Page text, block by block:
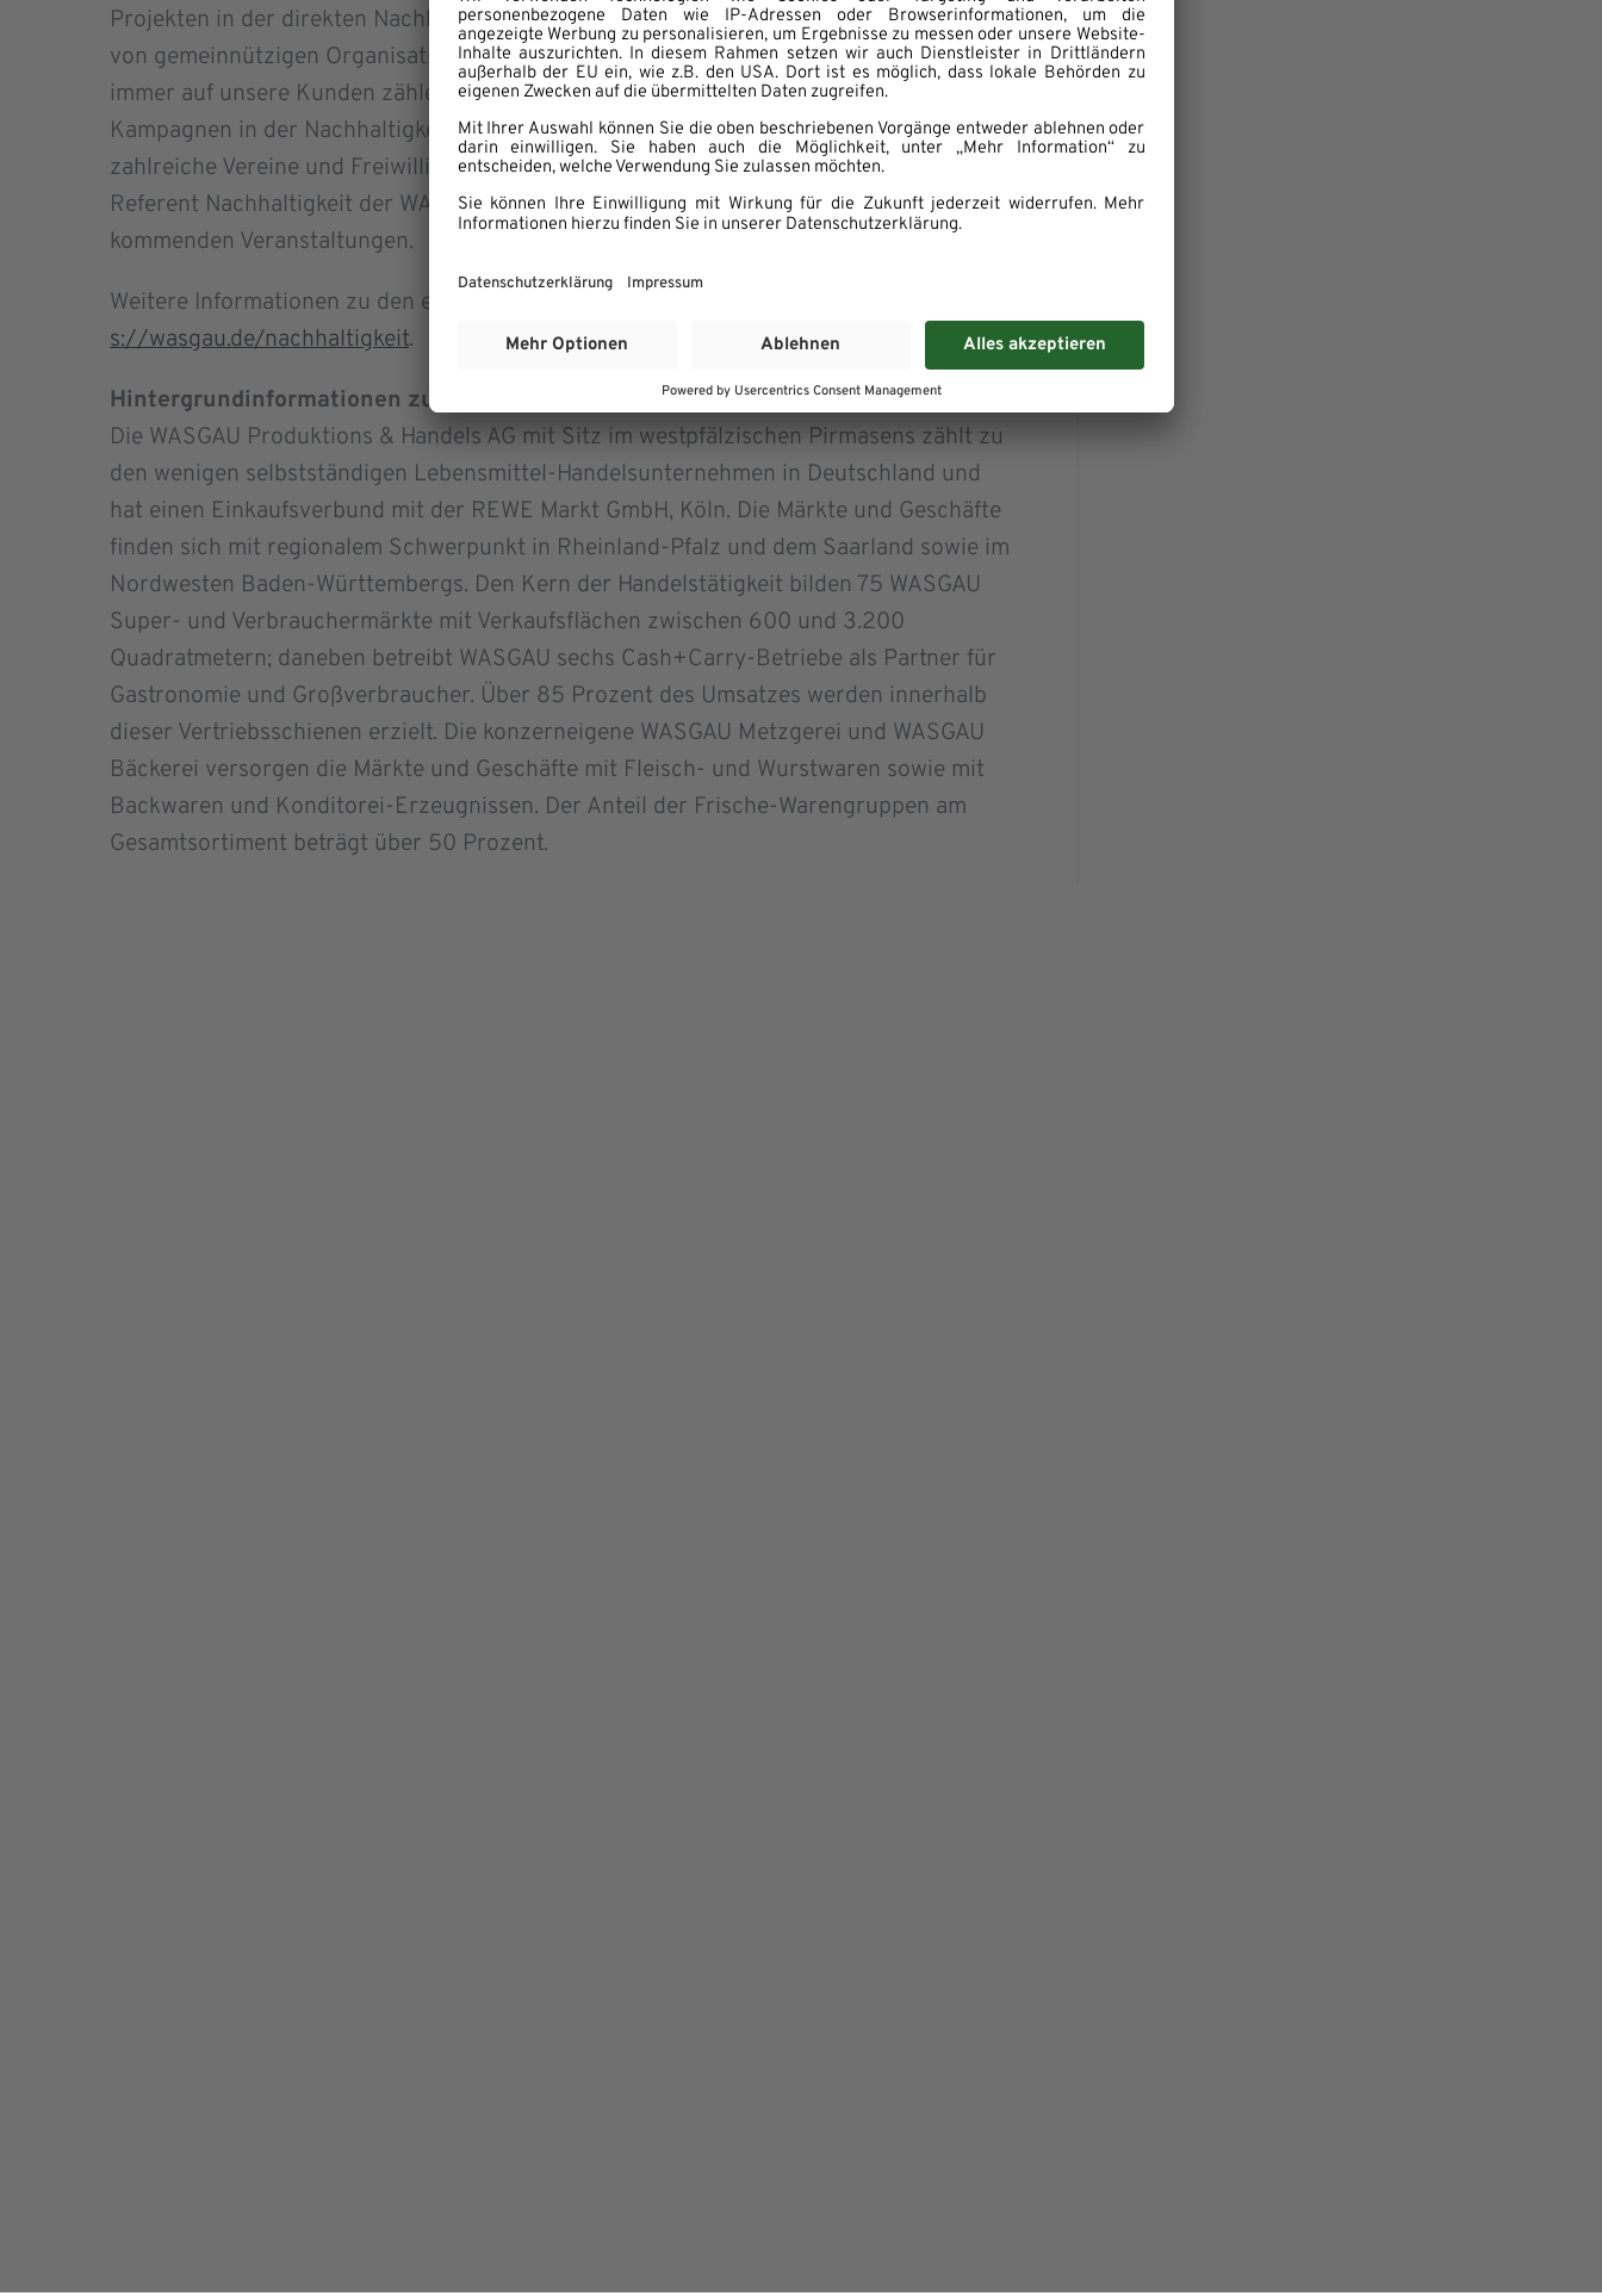
Projekten in der direkten Nachbarschaft super beteiligt. Als langjähriger Unterstützer
von gemeinnützigen Organisationen freuen wir uns sehr, dass wir bei solchen Aktionen
immer auf unsere Kunden zählen können. Auch 2019 gibt es daher wieder tolle
Kampagnen in der Nachhaltigkeitswoche, bei denen selbstverständlich erneut
zahlreiche Vereine und Freiwillige mit Feuereifer mit im Boot sind“, gibt Claas Männel,
Referent Nachhaltigkeit der WASGAU Produktions & Handels AG, einen Ausblick auf die
kommenden Veranstaltungen.
Weitere Informationen zu den einzelnen Aktionen finden sich ab 6. Juni 2019 unter
s://wasgau.de/nachhaltigkeit.
Hintergrundinformationen zur WASGAU Produktions & Handels AG
Die WASGAU Produktions & Handels AG mit Sitz im westpfälzischen Pirmasens zählt zu
den wenigen selbstständigen Lebensmittel-Handelsunternehmen in Deutschland und
hat einen Einkaufsverbund mit der REWE Markt GmbH, Köln. Die Märkte und Geschäfte
finden sich mit regionalem Schwerpunkt in Rheinland-Pfalz und dem Saarland sowie im
Nordwesten Baden-Württembergs. Den Kern der Handelstätigkeit bilden 75 WASGAU
Super- und Verbrauchermärkte mit Verkaufsflächen zwischen 600 und 3.200
Quadratmetern; daneben betreibt WASGAU sechs Cash+Carry-Betriebe als Partner für
Gastronomie und Großverbraucher. Über 85 Prozent des Umsatzes werden innerhalb
dieser Vertriebsschienen erzielt. Die konzerneigene WASGAU Metzgerei und WASGAU
Bäckerei versorgen die Märkte und Geschäfte mit Fleisch- und Wurstwaren sowie mit
Backwaren und Konditorei-Erzeugnissen. Der Anteil der Frische-Warengruppen am
Gesamtsortiment beträgt über 50 Prozent.